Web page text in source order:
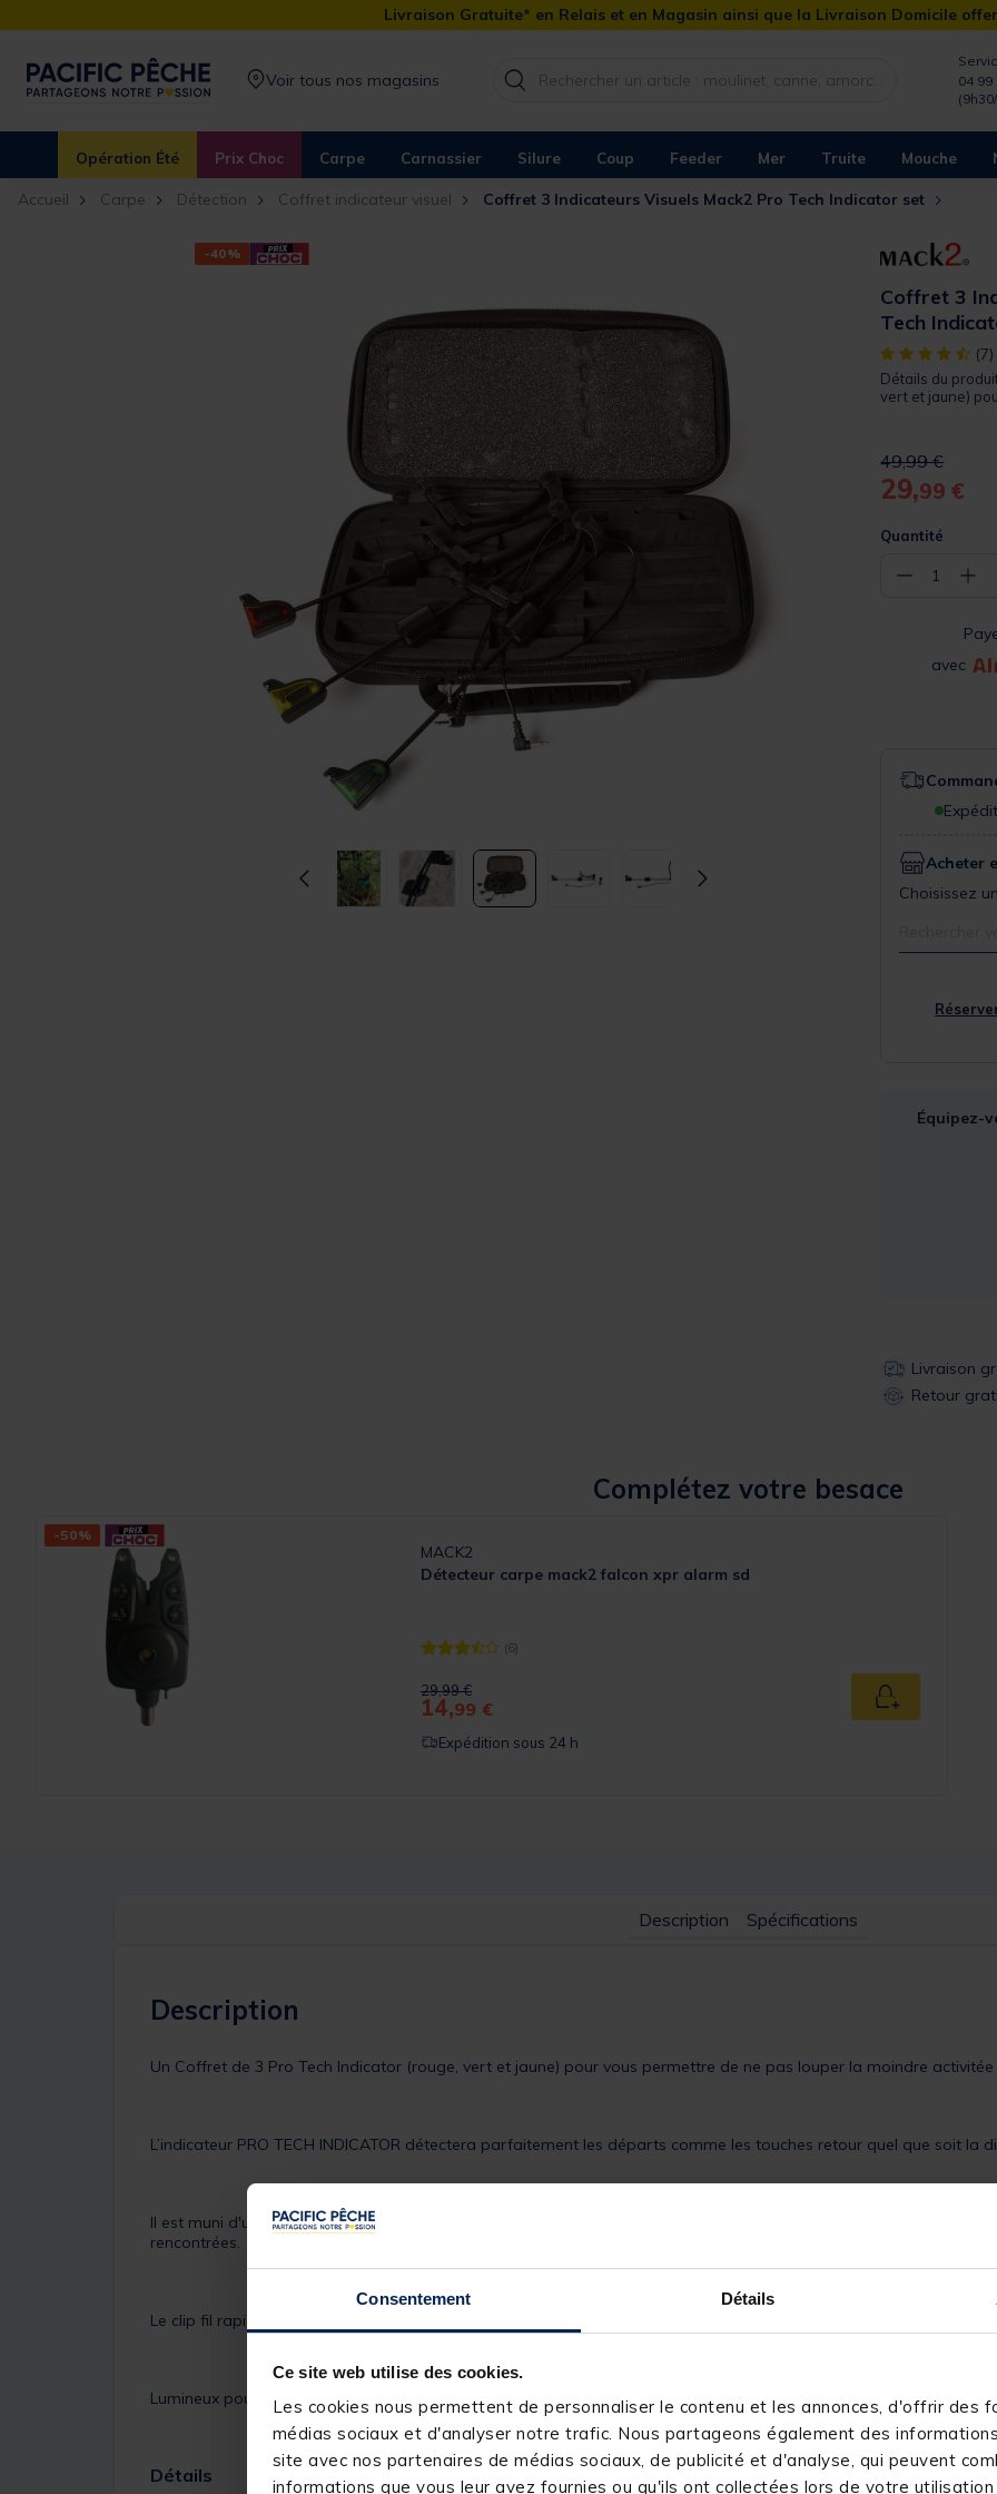
Consentement Détails
Ce site web utilise des cookies.
Les cookies nous permettent de personnaliser le contenu et les annonces, d'offrir des
médias sociaux et d'analyser notre trafic. Nous partageons également des
site avec nos partenaires de médias sociaux, de publicité et d'analyse, qui peuvent
informations que vous leur avez fournies ou qu'ils ont collectées lors de votre
Livraison Gratuite* en Relais et en Magasin ainsi que la Livraison Domicile
Voir tous nos magasins
04 99
Opération Été Prix Choc Carpe Carnassier Silure Coup Feeder Mer Truite Mouche
Accueil Carpe Détection Coffret indicateur visuel Coffret 3 Indicateurs Visuels Mack2 Pro Tech Indicator set
-40%
Coffret 3
Tech
[object Object]
(7)
Détails du
vert et jaune)
Price reduced
49,99 €to
29,99 €
Quantité
− 1 +
avec
Acheter
Choisissez
Équipez-
Livraison
Retour
Complétez votre besace
-50%
MACK2
Détecteur carpe mack2 falcon xpr alarm sd
[object Object] out of 5 Customer Rating
(6)
Price reduced from
29,99 €to
14,99 € Ajouter au
Expédition sous 24 h
Description Spécifications
Description
Un Coffret de 3 Pro Tech Indicator (rouge, vert et jaune) pour vous permettre de ne pas louper la moindre
L’indicateur PRO TECH INDICATOR détectera parfaitement les départs comme les touches retour quel que soit la
Il est muni d'une masselotte coulissante qui vous permettra de régler facilement la tension sur la ligne et ainsi de
rencontrées.
Le clip fil rapide maintient parfaitement la ligne qui se libèrera facilement lors du ferrage.
Lumineux pour une meilleure visibilité des touches la nuit, il s'adapte à tous les détecteurs pourvus d'une prise
Détails